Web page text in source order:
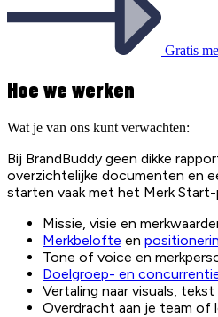
Gratis
Hoe we werken
Wat je van ons kunt verwachten:
Bij BrandBuddy geen dikke
overzichtelijke documenten en
starten vaak met het Merk Start-
Missie, visie en
Merkbelofte en
Tone of voice en
Doelgroep- en
Vertaling naar visuals,
Overdracht aan je team of